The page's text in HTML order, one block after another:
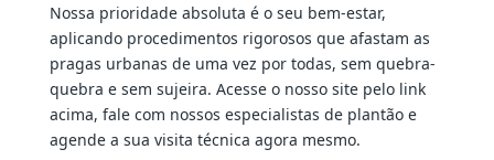
Nossa prioridade absoluta é o seu bem-estar,
aplicando procedimentos rigorosos que afastam as
pragas urbanas de uma vez por todas, sem quebra-
quebra e sem sujeira. Acesse o nosso site pelo link
acima, fale com nossos especialistas de plantão e
agende a sua visita técnica agora mesmo.